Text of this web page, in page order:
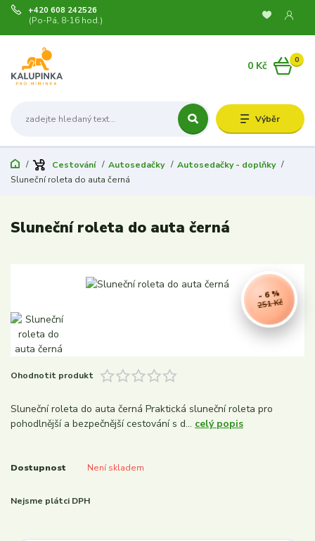
Výběr
+420 608 242526
(Po-Pá, 8-16 hod.)
0
0 Kč
Cestování Autosedačky
Autosedačky - doplňky
Sluneční roleta do auta černá
Sluneční roleta do auta černá
251 Kč
- 6 %
Ohodnotit produkt
Sluneční roleta do auta černá Praktická sluneční roleta pro
pohodlnější a bezpečnější cestování s d... celý popis
Dostupnost Není skladem
Nejsme plátci DPH